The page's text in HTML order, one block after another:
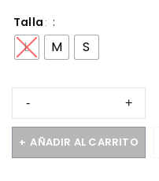
Talla
L M S
AÑADIR AL CARRITO